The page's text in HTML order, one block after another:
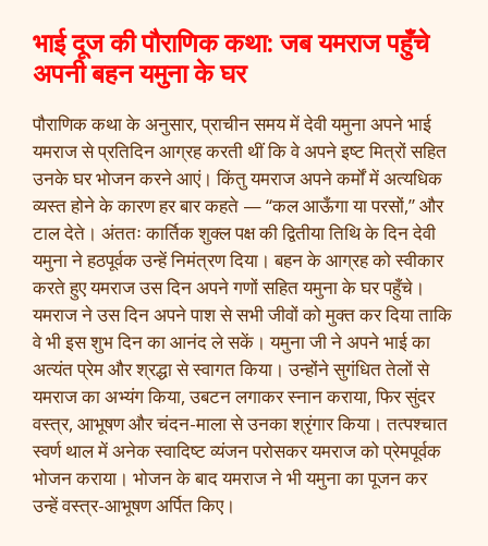
भाई दूज की पौराणिक कथा: जब यमराज पहुँचे
अपनी बहन यमुना के घर
पौराणिक कथा के अनुसार, प्राचीन समय में देवी यमुना अपने भाई
यमराज से प्रतिदिन आग्रह करती थीं कि वे अपने इष्ट मित्रों सहित
उनके घर भोजन करने आएं। किंतु यमराज अपने कर्मों में अत्यधिक
व्यस्त होने के कारण हर बार कहते — “कल आऊँगा या परसों,” और
टाल देते। अंततः कार्तिक शुक्ल पक्ष की द्वितीया तिथि के दिन देवी
यमुना ने हठपूर्वक उन्हें निमंत्रण दिया। बहन के आग्रह को स्वीकार
करते हुए यमराज उस दिन अपने गणों सहित यमुना के घर पहुँचे।
यमराज ने उस दिन अपने पाश से सभी जीवों को मुक्त कर दिया ताकि
वे भी इस शुभ दिन का आनंद ले सकें। यमुना जी ने अपने भाई का
अत्यंत प्रेम और श्रद्धा से स्वागत किया। उन्होंने सुगंधित तेलों से
यमराज का अभ्यंग किया, उबटन लगाकर स्नान कराया, फिर सुंदर
वस्त्र, आभूषण और चंदन-माला से उनका श्रृंगार किया। तत्पश्चात
स्वर्ण थाल में अनेक स्वादिष्ट व्यंजन परोसकर यमराज को प्रेमपूर्वक
भोजन कराया। भोजन के बाद यमराज ने भी यमुना का पूजन कर
उन्हें वस्त्र-आभूषण अर्पित किए।